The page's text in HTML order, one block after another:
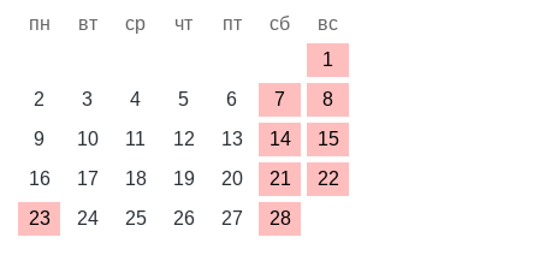
пн вт ср чт пт сб
вс
1
2
3 4 5 6 7
8
9
10 11 12 13 14
15
16
17 18 19 20 21
22
23
24 25 26 27 28